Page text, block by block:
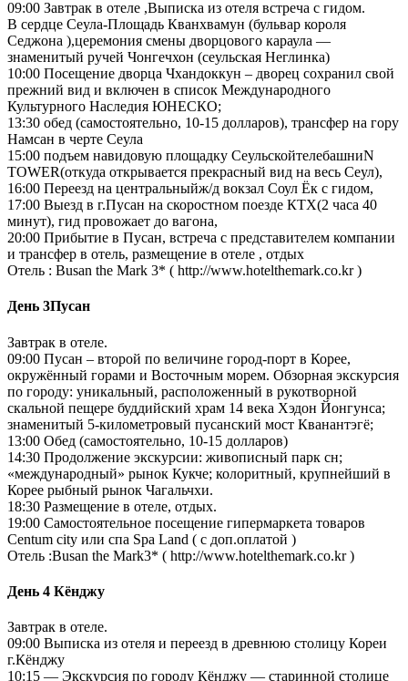
09:00 Завтрак в отеле ,Выписка из отеля встреча с гидом.
В сердце Сеула-Площадь Кванхвамун (бульвар короля
Седжона ),церемония смены дворцового караула —
знаменитый ручей Чонгечхон (сеульская Неглинка)
10:00 Посещение дворца Чхандоккун – дворец сохранил свой
прежний вид и включен в список Международного
Культурного Наследия ЮНЕСКО;
13:30 обед (самостоятельно, 10-15 долларов), трансфер на гору
Намсан в черте Сеула
15:00 подъем навидовую площадку СеульскойтелебашниN
TOWER(откуда открывается прекрасный вид на весь Сеул),
16:00 Переезд на центральныйж/д вокзал Соул Ёк с гидом,
17:00 Выезд в г.Пусан на скоростном поезде КTX(2 часа 40
минут), гид провожает до вагона,
20:00 Прибытие в Пусан, встреча с представителем компании
и трансфер в отель, размещение в отеле , отдых
Отель : Busan the Mark 3* ( http://www.hotelthemark.co.kr )
День 3Пусан
Завтрак в отеле.
09:00 Пусан – второй по величине город-порт в Корее,
окружённый горами и Восточным морем. Обзорная экскурсия
по городу: уникальный, расположенный в рукотворной
скальной пещере буддийский храм 14 века Хэдон Йонгунса;
знаменитый 5-километровый пусанский мост Кванантэгё;
13:00 Обед (самостоятельно, 10-15 долларов)
14:30 Продолжение экскурсии: живописный парк сн;
«международный» рынок Кукче; колоритный, крупнейший в
Корее рыбный рынок Чагальчхи.
18:30 Размещение в отеле, отдых.
19:00 Самостоятельное посещение гипермаркета товаров
Centum city или спа Spa Land ( с доп.оплатой )
Отель :Busan the Mark3* ( http://www.hotelthemark.co.kr )
День 4 Кёнджу
Завтрак в отеле.
09:00 Выписка из отеля и переезд в древнюю столицу Кореи
г.Кёнджу
10:15 — Экскурсия по городу Кёнджу — старинной столице